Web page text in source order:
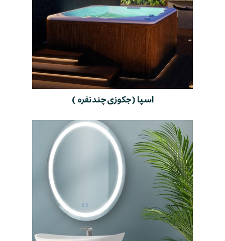
اسپا ( جکوزی چند نفره )